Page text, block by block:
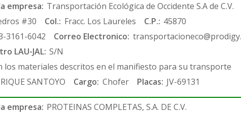
empresa: Transportación Ecológica de Occidente S.A de C.V.
#30 Col.: Fracc. Los Laureles C.P.: 45870
3161-6042 Correo Electronico:
LAU-JAL: S/N
los materiales descritos en el manifiesto para su transporte
SANTOYO Cargo: Chofer Placas: JV-69131
empresa: PROTEINAS COMPLETAS, S.A. DE C.V.